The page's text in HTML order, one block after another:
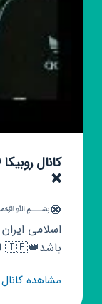
❌
🧿﷽🧿
باشد👑🇯🇵 لف خز شده بزن رو بی صدا🎭🖤
مشاهده کانال